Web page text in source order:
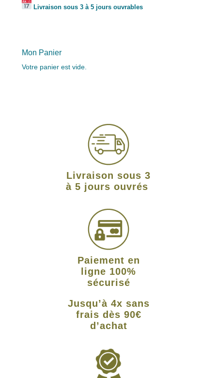
Livraison sous 3 à 5 jours ouvrables
Mon Panier
Votre panier est vide.
Livraison sous 3
à 5 jours ouvrés
Paiement en
ligne 100%
sécurisé
Jusqu’à 4x sans
frais dès 90€
d’achat